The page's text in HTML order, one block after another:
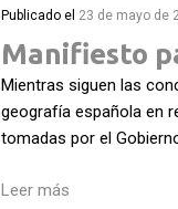
Publicado el 23 de mayo de
Manifiesto
Mientras siguen las
geografía española en
tomadas por el
Leer más